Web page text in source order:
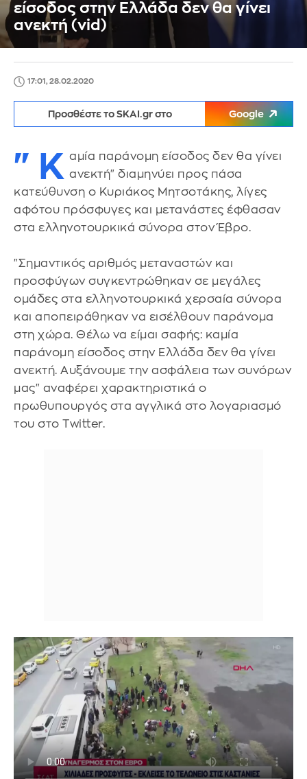
είσοδος στην Ελλάδα δεν θα γίνει
ανεκτή (vid)
17:01, 28.02.2020
Προσθέστε το SKAI.gr στο Google
"Κ αμία παράνομη είσοδος δεν θα γίνει
ανεκτή" διαμηνύει προς πάσα
κατεύθυνση ο Κυριάκος Μητσοτάκης, λίγες
αφότου πρόσφυγες και μετανάστες έφθασαν
στα ελληνοτουρκικά σύνορα στον Έβρο.
"Σημαντικός αριθμός μεταναστών και
προσφύγων συγκεντρώθηκαν σε μεγάλες
ομάδες στα ελληνοτουρκικά χερσαία σύνορα
και αποπειράθηκαν να εισέλθουν παράνομα
στη χώρα. Θέλω να είμαι σαφής: καμία
παράνομη είσοδος στην Ελλάδα δεν θα γίνει
ανεκτή. Αυξάνουμε την ασφάλεια των συνόρων
μας" αναφέρει χαρακτηριστικά ο
πρωθυπουργός στα αγγλικά στο λογαριασμό
του στο Twitter.